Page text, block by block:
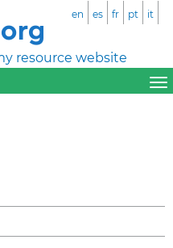
resource website
en es fr pt it